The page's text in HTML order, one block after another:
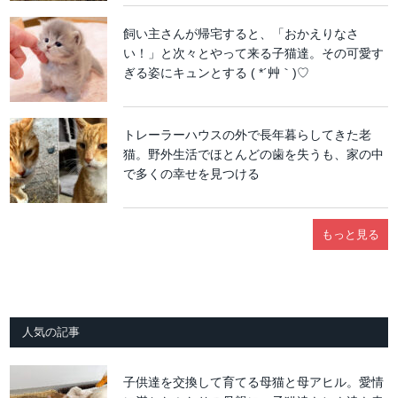
飼い主さんが帰宅すると、「おかえりなさ
い！」と次々とやって来る子猫達。その可愛す
ぎる姿にキュンとする ( *´艸｀)♡
トレーラーハウスの外で長年暮らしてきた老
猫。野外生活でほとんどの歯を失うも、家の中
で多くの幸せを見つける
もっと見る
人気の記事
子供達を交換して育てる母猫と母アヒル。愛情